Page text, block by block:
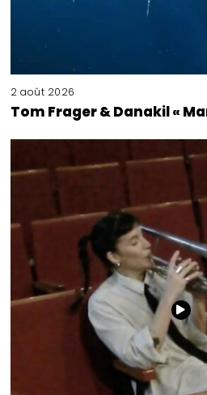
2 août 2026
Tom Frager & Danakil «